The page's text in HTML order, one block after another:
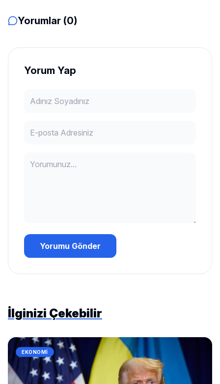
Yorumlar (0)
Yorum Yap
Yorumu Gönder
İlginizi Çekebilir
EKONOMI